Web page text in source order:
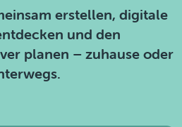
erstellen, digitale
und den
planen – zuhause oder